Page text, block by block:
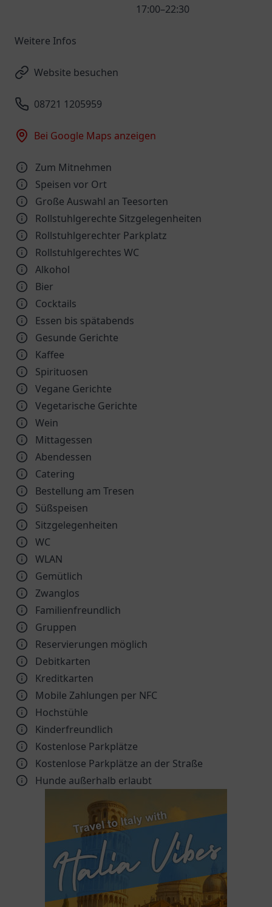
17:00–22:30
Weitere Infos
Website besuchen
08721 1205959
Bei Google Maps anzeigen
Zum Mitnehmen
Speisen vor Ort
Große Auswahl an Teesorten
Rollstuhlgerechte Sitzgelegenheiten
Rollstuhlgerechter Parkplatz
Rollstuhlgerechtes WC
Alkohol
Bier
Cocktails
Essen bis spätabends
Gesunde Gerichte
Kaffee
Spirituosen
Vegane Gerichte
Vegetarische Gerichte
Wein
Mittagessen
Abendessen
Catering
Bestellung am Tresen
Süßspeisen
Sitzgelegenheiten
WC
WLAN
Gemütlich
Zwanglos
Familienfreundlich
Gruppen
Reservierungen möglich
Debitkarten
Kreditkarten
Mobile Zahlungen per NFC
Hochstühle
Kinder­freundlich
Kostenlose Parkplätze
Kostenlose Parkplätze an der Straße
Hunde außerhalb erlaubt